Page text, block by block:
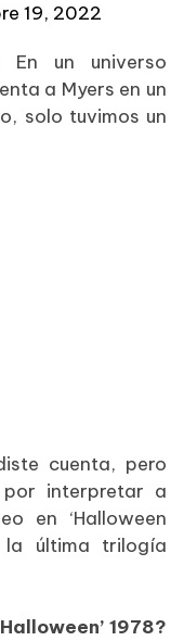
19, 2022
En un universo
a Myers en un
solo tuvimos un
cuenta, pero
interpretar a
en ‘Halloween
la última trilogía
1978?